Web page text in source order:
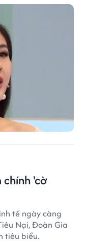
cho ê-kíp bộ phim.
'cờ
tế ngày càng
Nại, Đoàn Gia
tiêu biểu.